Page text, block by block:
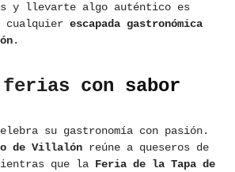
y llevarte algo auténtico es
cualquier escapada gastronómica
.
con sabor
su gastronomía con pasión.
de Villalón reúne a queseros de
que la Feria de la Tapa de